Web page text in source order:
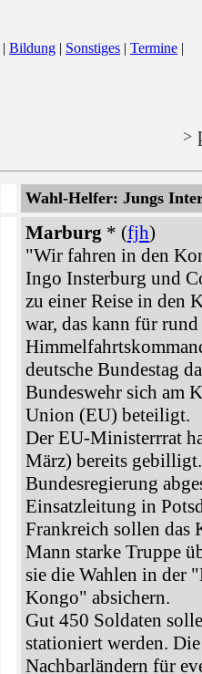
| Bildung | Sonstiges | Termine |
>
Wahl-Helfer: Jungs
Marburg * (fjh)
"Wir fahren in den
Ingo Insterburg und
zu einer Reise in den
war, das kann für
deutsche Bundestag
Bundeswehr sich am
Union (EU) beteiligt.
Der EU-Ministerrrat
März) bereits
Bundesregierung
Einsatzleitung in
Frankreich sollen das
Mann starke Truppe
sie die Wahlen in der
Kongo" absichern.
Gut 450 Soldaten
stationiert werden.
Nachbarländern für